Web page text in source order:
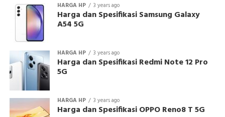
HARGA HP 3 years ago
Harga dan Spesifikasi Samsung Galaxy
A54 5G
HARGA HP 3 years ago
Harga dan Spesifikasi Redmi Note 12 Pro
5G
HARGA HP 3 years ago
Harga dan Spesifikasi OPPO Reno8 T 5G